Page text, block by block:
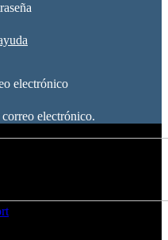
electrónico
electrónico.